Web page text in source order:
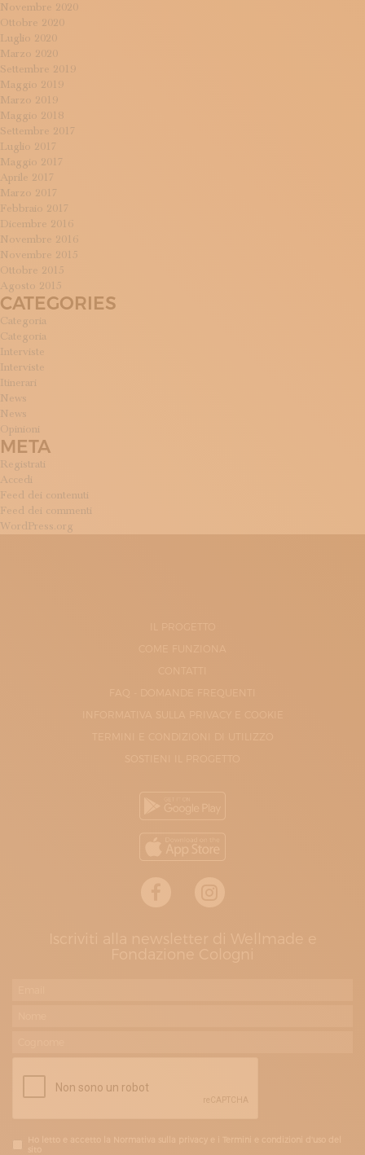
Novembre 2020
Ottobre 2020
Luglio 2020
Marzo 2020
Settembre 2019
Maggio 2019
Marzo 2019
Maggio 2018
Settembre 2017
Luglio 2017
Maggio 2017
Aprile 2017
Marzo 2017
Febbraio 2017
Dicembre 2016
Novembre 2016
Novembre 2015
Ottobre 2015
Agosto 2015
CATEGORIES
Categoria
Categoria
Interviste
Interviste
Itinerari
News
News
Opinioni
META
Registrati
Accedi
Feed dei contenuti
Feed dei commenti
WordPress.org